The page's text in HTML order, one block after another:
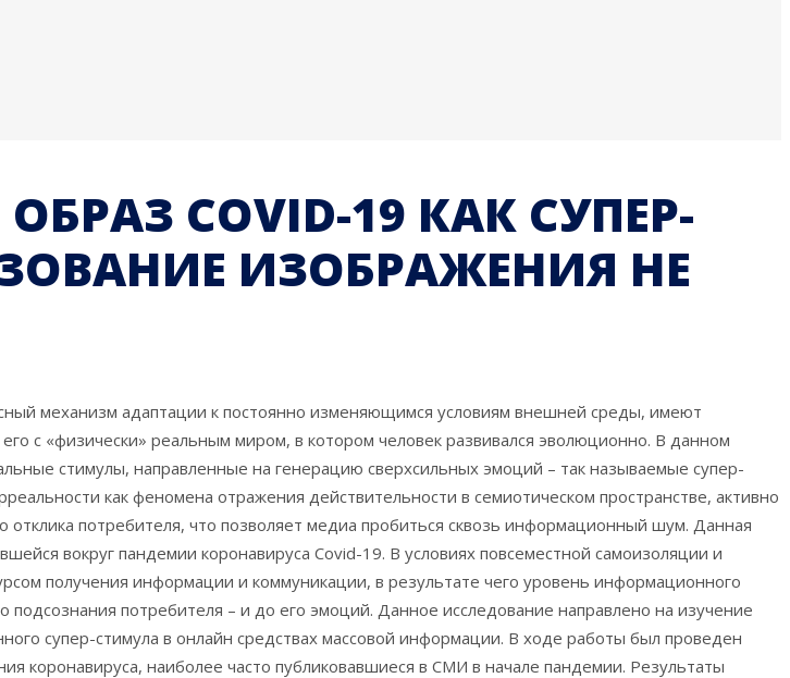
COVID-19 КАК СУПЕР-
ИЗОБРАЖЕНИЯ НЕ
механизм адаптации к постоянно изменяющимся условиям внешней среды, имеют
с «физически» реальным миром, в котором человек развивался эволюционно. В данном
стимулы, направленные на генерацию сверхсильных эмоций – так называемые супер-
как феномена отражения действительности в семиотическом пространстве, активно
потребителя, что позволяет медиа пробиться сквозь информационный шум. Данная
вокруг пандемии коронавируса Covid-19. В условиях повсеместной самоизоляции и
получения информации и коммуникации, в результате чего уровень информационного
потребителя – и до его эмоций. Данное исследование направлено на изучение
супер-стимула в онлайн средствах массовой информации. В ходе работы был проведен
коронавируса, наиболее часто публиковавшиеся в СМИ в начале пандемии. Результаты